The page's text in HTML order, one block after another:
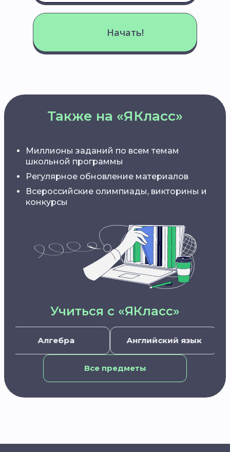
Начать!
Также на «ЯКласс»
Миллионы заданий по всем темам
школьной программы
Регулярное обновление материалов
Всероссийские олимпиады, викторины и
конкурсы
Учиться с «ЯКласс»
Алгебра Английский язык
Все предметы